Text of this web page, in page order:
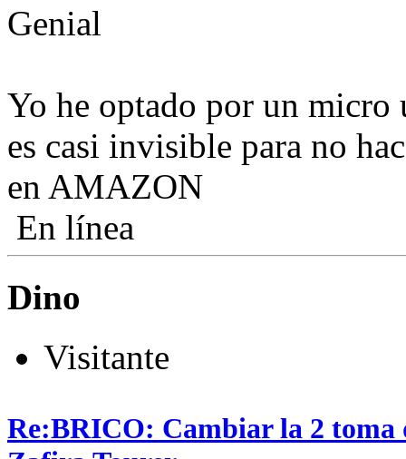
Genial
Yo he optado por un
es casi invisible para no
en AMAZON
En línea
Dino
Visitante
Re:BRICO: Cambiar la 2 toma